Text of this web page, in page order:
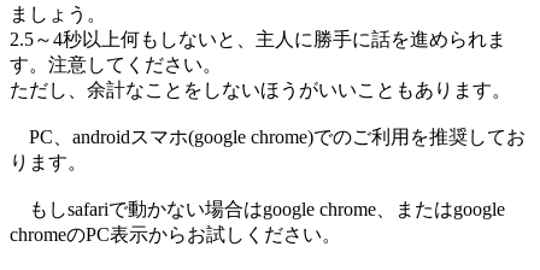
ましょう。
2.5～4秒以上何もしないと、主人に勝手に話を進められま
す。注意してください。
ただし、余計なことをしないほうがいいこともあります。
PC、androidスマホ(google chrome)でのご利用を推奨してお
ります。
もしsafariで動かない場合はgoogle chrome、またはgoogle
chromeのPC表示からお試しください。